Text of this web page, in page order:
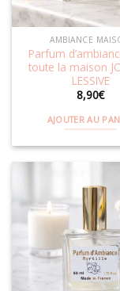
AMBIANCE
Parfum
toute la maison
LESSIVE
8,90€
AJOUTER AU